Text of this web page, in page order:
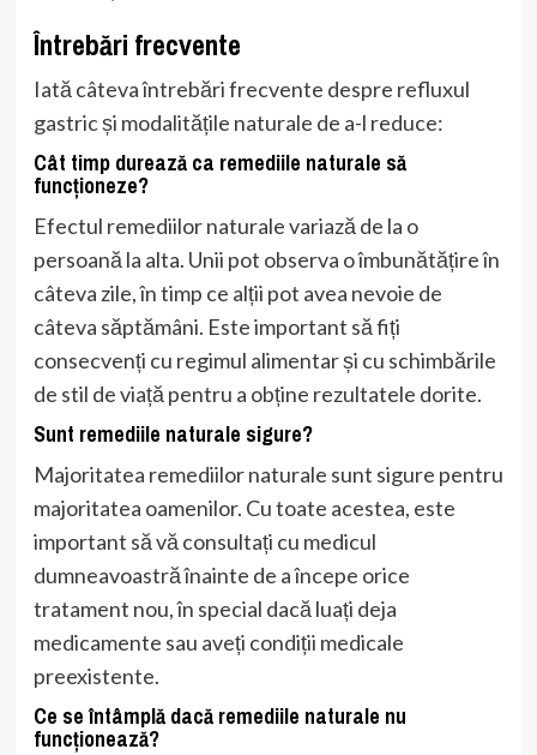
Întrebări frecvente
Iată câteva întrebări frecvente despre refluxul
gastric și modalitățile naturale de a-l reduce:
Cât timp durează ca remediile naturale să
funcționeze?
Efectul remediilor naturale variază de la o
persoană la alta. Unii pot observa o îmbunătățire în
câteva zile, în timp ce alții pot avea nevoie de
câteva săptămâni. Este important să fiți
consecvenți cu regimul alimentar și cu schimbările
de stil de viață pentru a obține rezultatele dorite.
Sunt remediile naturale sigure?
Majoritatea remediilor naturale sunt sigure pentru
majoritatea oamenilor. Cu toate acestea, este
important să vă consultați cu medicul
dumneavoastră înainte de a începe orice
tratament nou, în special dacă luați deja
medicamente sau aveți condiții medicale
preexistente.
Ce se întâmplă dacă remediile naturale nu
funcționează?